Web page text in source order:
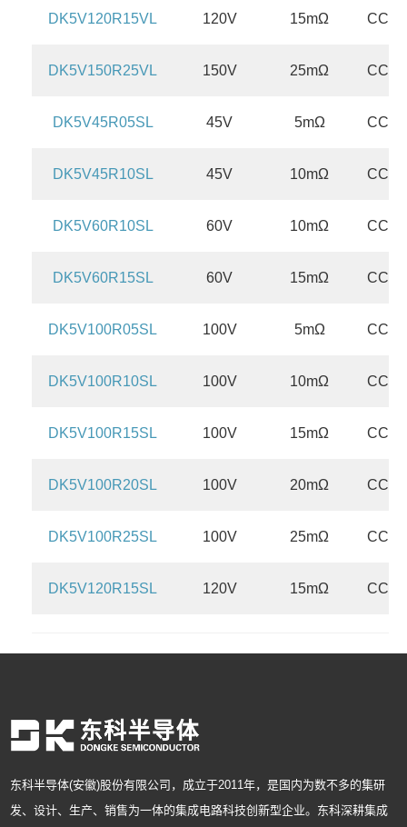
DK5V120R15VL 120V 15mΩ
DK5V150R25VL 150V 25mΩ
DK5V45R05SL 45V 5mΩ
DK5V45R10SL 45V 10mΩ
DK5V60R10SL 60V 10mΩ
DK5V60R15SL 60V 15mΩ
DK5V100R05SL 100V 5mΩ
DK5V100R10SL 100V 10mΩ
DK5V100R15SL 100V 15mΩ
DK5V100R20SL 100V 20mΩ
DK5V100R25SL 100V 25mΩ
DK5V120R15SL 120V 15mΩ
东科半导体(安徽)股份有限公司，成立于2011年，是国内为数不多的集研
发、设计、生产、销售为一体的集成电路科技创新型企业。东科深耕集成